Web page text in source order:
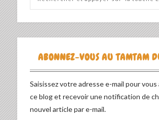
ABONNEZ-VOUS AU TAMTAM
Saisissez votre adresse e-mail pour vous
ce blog et recevoir une notification de
nouvel article par e-mail.